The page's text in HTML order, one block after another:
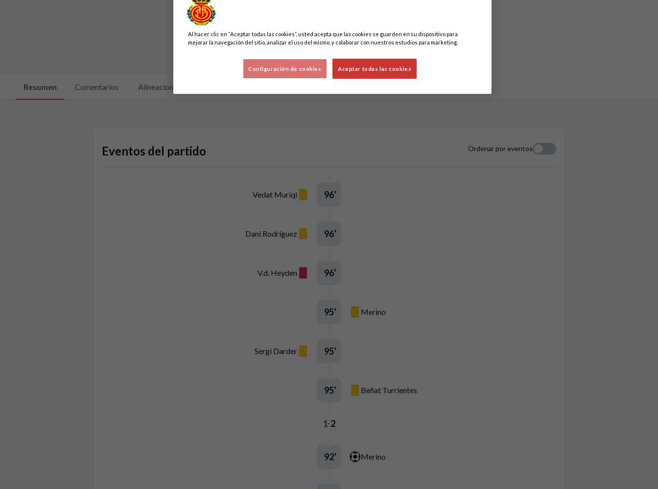
Resumen Comentarios Alineaciones
Eventos del partido Ordenar por eventos
Vedat Muriqi 96’
Dani Rodríguez 96’
V.d. Heyden 96’
Merino
95’
Sergi Darder 95’
Beñat Turrientes
95’
1-2
Merino
92’
Al hacer clic en “Aceptar todas las cookies”, usted acepta que las cookies se guarden en su dispositivo para
mejorar la navegación del sitio, analizar el uso del mismo, y colaborar con nuestros estudios para marketing.
Aceptar todas las cookies
Configuración de cookies